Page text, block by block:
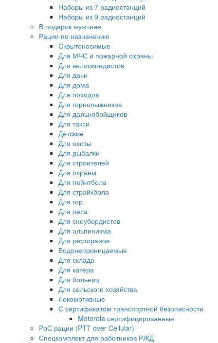
Наборы из 7 радиостанций
Наборы из 9 радиостанций
В подарок мужчине
Рации по назначению
Скрытоносимые
Для МЧС и пожарной охраны
Для велосипедистов
Для дачи
Для дома
Для походов
Для горнолыжников
Для дальнобойщиков
Для такси
Детские
Для охоты
Для рыбалки
Для строителей
Для охраны
Для пейнтбола
Для страйкбола
Для гор
Для леса
Для сноубордистов
Для альпинизма
Для ресторанов
Водонепроницаемые
Для склада
Для катера
Для больниц
Для сельского хозяйства
Локомотивные
С сертификатом транспортной безопасности
Motorola сертифицированные
PoC рации (PTT over Cellular)
Спецкомплект для работников РЖД